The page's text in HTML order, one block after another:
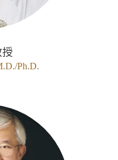
授
Ph.D.